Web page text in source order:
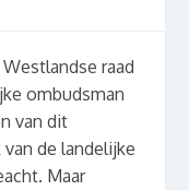
raad
ombudsman
van dit
de landelijke
Maar